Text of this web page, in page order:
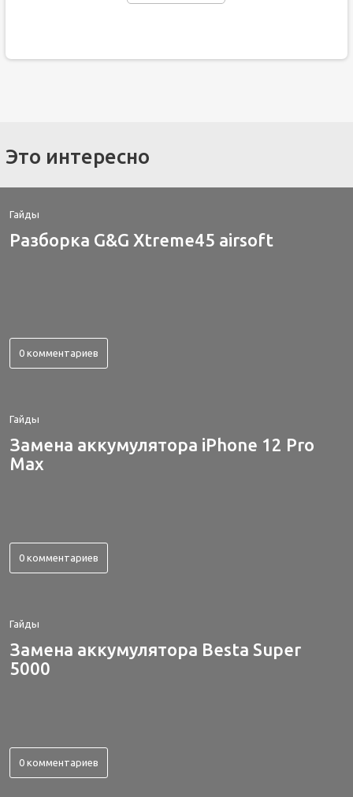
Это интересно
Гайды
Разборка G&G Xtreme45 airsoft
0 комментариев
Гайды
Замена аккумулятора iPhone 12 Pro
Max
0 комментариев
Гайды
Замена аккумулятора Besta Super
5000
0 комментариев